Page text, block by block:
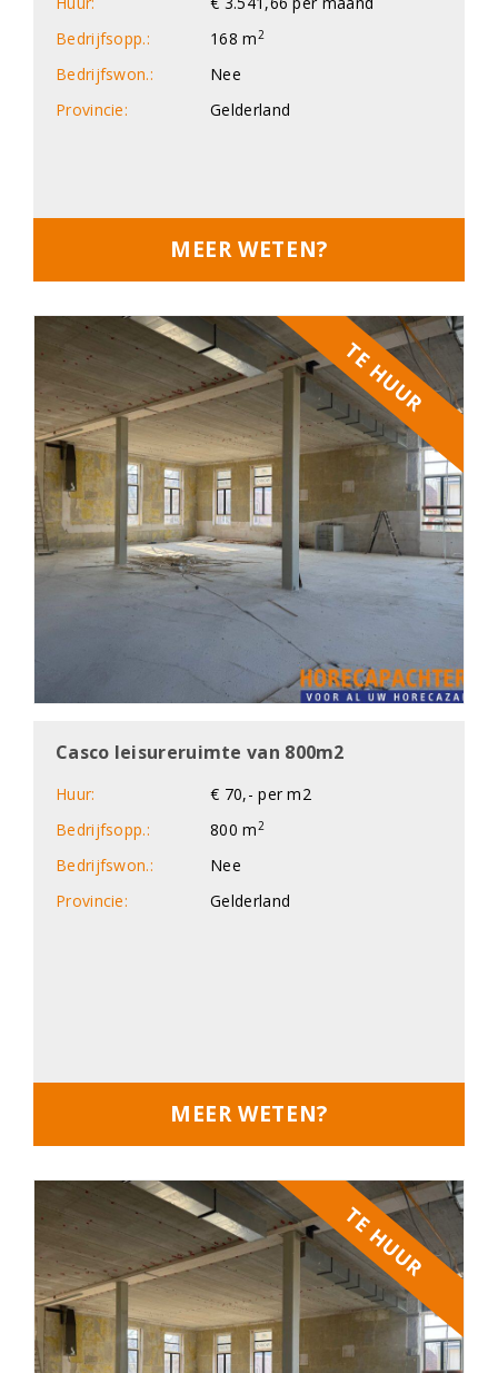
Bedrijfsopp.:
168 m 2
Bedrijfswon.:
Nee
Provincie:
Gelderland
MEER WETEN?
TE HUUR
Casco leisureruimte van 800m2
Huur:
€ 70,- per m2
Bedrijfsopp.:
800 m 2
Bedrijfswon.:
Nee
Provincie:
Gelderland
MEER WETEN?
TE HUUR